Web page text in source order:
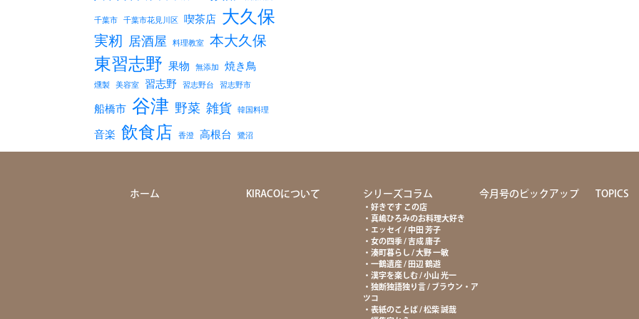
千葉市 千葉市花見川区 喫茶店 大久保
実籾 居酒屋 料理教室 本大久保
東習志野 果物 無添加 焼き鳥
燻製 美容室 習志野 習志野台 習志野市
船橋市 谷津 野菜 雑貨 韓国料理
音楽 飲食店 香澄 高根台 鷺沼
ホーム KIRACOについて シリーズコラム
好きです この店
真嶋ひろみのお料理大好き
エッセイ / 中田 芳子
女の四季 / 吉成 庸子
湊町暮らし / 大野 一敏
一鶴遺産 / 田辺 鶴遊
漢字を楽しむ / 小山 光一
独断独語独り言 / ブラウン・ア
ツコ
表紙のことば / 松柴 誠哉
今月号のピックアップ TOPICS